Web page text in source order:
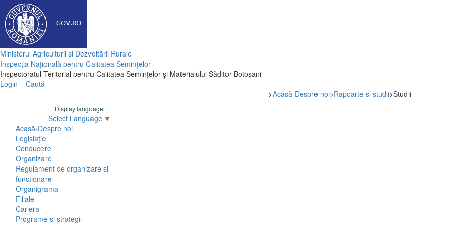
Ministerul Agriculturii și Dezvoltării Rurale
Inspecția Națională pentru Calitatea Semințelor
Inspectoratul Teritorial pentru Calitatea Semințelor și Materialului Săditor Botoșani
Login
Caută
>Acasă-Despre noi>Rapoarte si studii>Studii
Display language
Select Language ▼
Acasă-Despre noi
Legislaţie
Conducere
Organizare
Regulament de organizare si
functionare
Organigrama
Filiale
Cariera
Programe si strategii